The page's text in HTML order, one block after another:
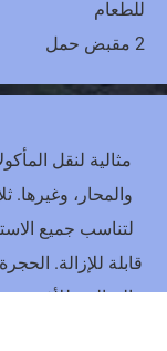
للطعام
2 مقبض حمل
مثالية لنقل
والمحار، وغيرها.
لتناسب جميع
قابلة للإزالة.